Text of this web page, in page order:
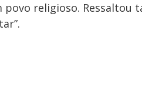
religioso. Ressaltou